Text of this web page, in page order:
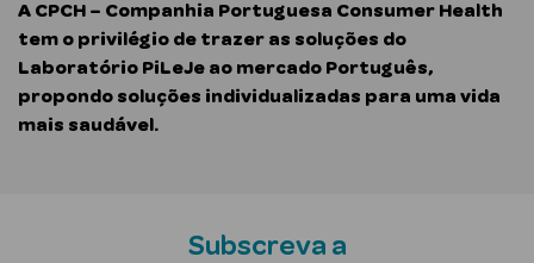
Iluminador
Corretor
Pó
A CPCH – Companhia Portuguesa Consumer Health
tem o privilégio de trazer as soluções do
Laboratório PiLeJe ao mercado Português,
propondo soluções individualizadas para uma vida
mais saudável.
Subscreva a